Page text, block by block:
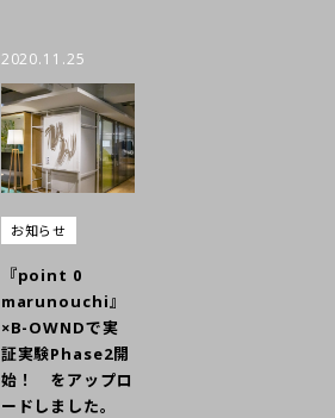
2020.11.25
お知らせ
『point 0
marunouchi』
×B-OWNDで実
証実験Phase2開
始！ をアップロ
ードしました。